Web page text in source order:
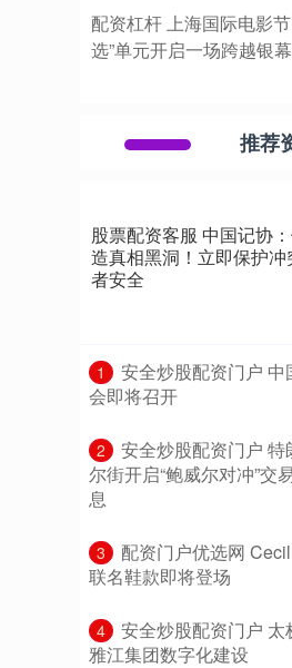
配资杠杆 上海国际电影
选”单元开启一场跨越银
推荐
股票配资客服 中国记协
造真相黑洞！立即保护冲
者安全
1
安全炒股配资门户
会即将召开
2
安全炒股配资门户
尔街开启“鲍威尔对冲”交
息
3
配资门户优选网
联名鞋款即将登场
4
安全炒股配资门户
雅江集团数字化建设